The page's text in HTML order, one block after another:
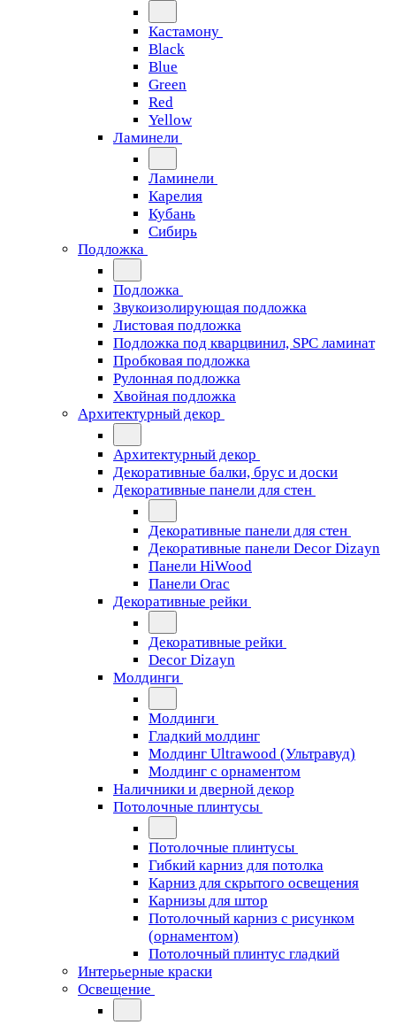
Кастамону
Black
Blue
Green
Red
Yellow
Ламинели
Ламинели
Карелия
Кубань
Сибирь
Подложка
Подложка
Звукоизолирующая подложка
Листовая подложка
Подложка под кварцвинил, SPC ламинат
Пробковая подложка
Рулонная подложка
Хвойная подложка
Архитектурный декор
Архитектурный декор
Декоративные балки, брус и доски
Декоративные панели для стен
Декоративные панели для стен
Декоративные панели Decor Dizayn
Панели HiWood
Панели Orac
Декоративные рейки
Декоративные рейки
Decor Dizayn
Молдинги
Молдинги
Гладкий молдинг
Молдинг Ultrawood (Ультравуд)
Молдинг с орнаментом
Наличники и дверной декор
Потолочные плинтусы
Потолочные плинтусы
Гибкий карниз для потолка
Карниз для скрытого освещения
Карнизы для штор
Потолочный карниз с рисунком
(орнаментом)
Потолочный плинтус гладкий
Интерьерные краски
Освещение